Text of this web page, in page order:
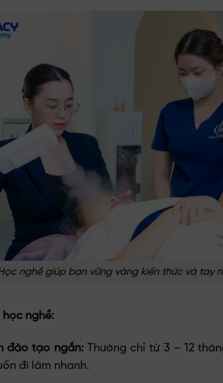
nghề giúp bạn vững vàng kiến thức và tay
học nghề:
đào tạo ngắn: Thường chỉ từ 3 – 12
đi làm nhanh.